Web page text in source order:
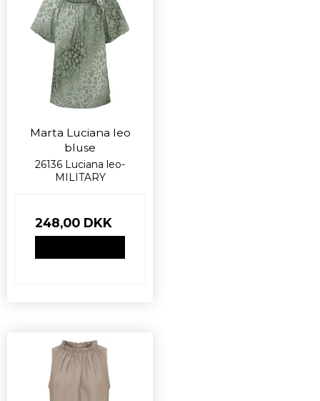
Marta Luciana leo
bluse
26136 Luciana leo-
MILITARY
248,00 DKK